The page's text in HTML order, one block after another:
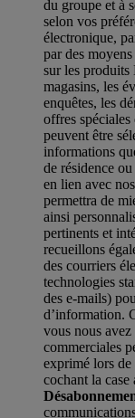
du groupe et à
selon vos
électronique,
par des
sur les produits
magasins, les
enquêtes, les
offres
peuvent être
informations
de résidence
en lien avec
permettra de
ainsi
pertinents et
recueillons
des courriers
technologies
des e-mails)
d’information.
vous nous
commerciales
exprimé lors de
cochant la case